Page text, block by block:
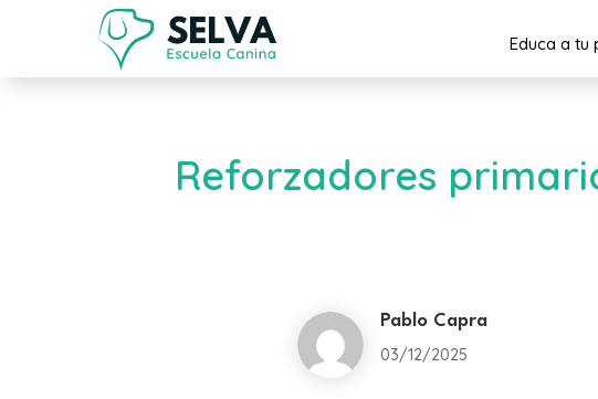
Educa a tu
Reforzadores
Pablo Capra
03/12/2025